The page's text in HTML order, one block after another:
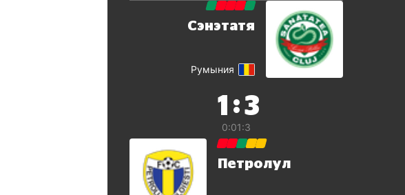
Сэнэтатя
Румыния
1 :3
0:01:3
Петролул